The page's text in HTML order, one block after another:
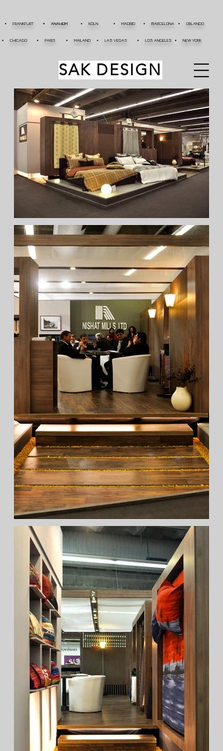
LOS ANGELES NEW YORK
BARCELONA
MAILAND LAS VEGAS
SAK DESIGN
ANAHEIM ORLANDO
CHICAGO
MADRID
FRANKFURT KÖLN
PARIS